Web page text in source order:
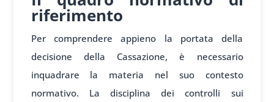
riferimento
Per comprendere appieno la portata della
decisione della Cassazione, è necessario
inquadrare la materia nel suo contesto
normativo. La disciplina dei controlli sui